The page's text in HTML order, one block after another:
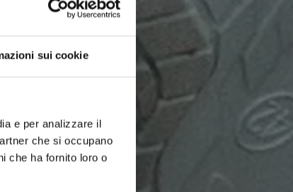
sui cookie
e per analizzare il
che si occupano
che ha fornito loro o